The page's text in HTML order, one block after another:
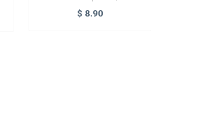
$ 8.90